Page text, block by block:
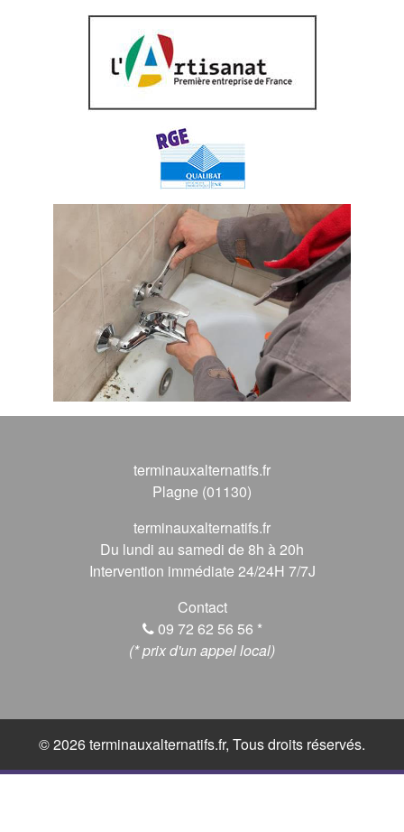
terminauxalternatifs.fr
Plagne (01130)
terminauxalternatifs.fr
Du lundi au samedi de 8h à 20h
Intervention immédiate 24/24H 7/7J
Contact
09 72 62 56 56 *
(* prix d'un appel local)
© 2026 terminauxalternatifs.fr, Tous droits réservés.